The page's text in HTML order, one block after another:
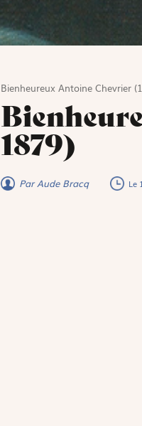
Bienheureux Antoine Chevrier
1879)
Par Aude Bracq Le